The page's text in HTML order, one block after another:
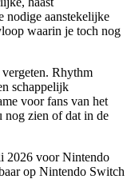
nodige aanstekelijke
waarin je toch nog
Rhythm
schappelijk
voor fans van het
nog zien of dat in de
2026 voor Nintendo
op Nintendo Switch